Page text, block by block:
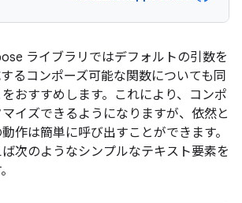
ライブラリではデフォルトの引数を
るコンポーズ可能な関数についても同
おすすめします。これにより、コンポ
イズできるようになりますが、依然と
作は簡単に呼び出すことができます。
次のようなシンプルなテキスト要素を